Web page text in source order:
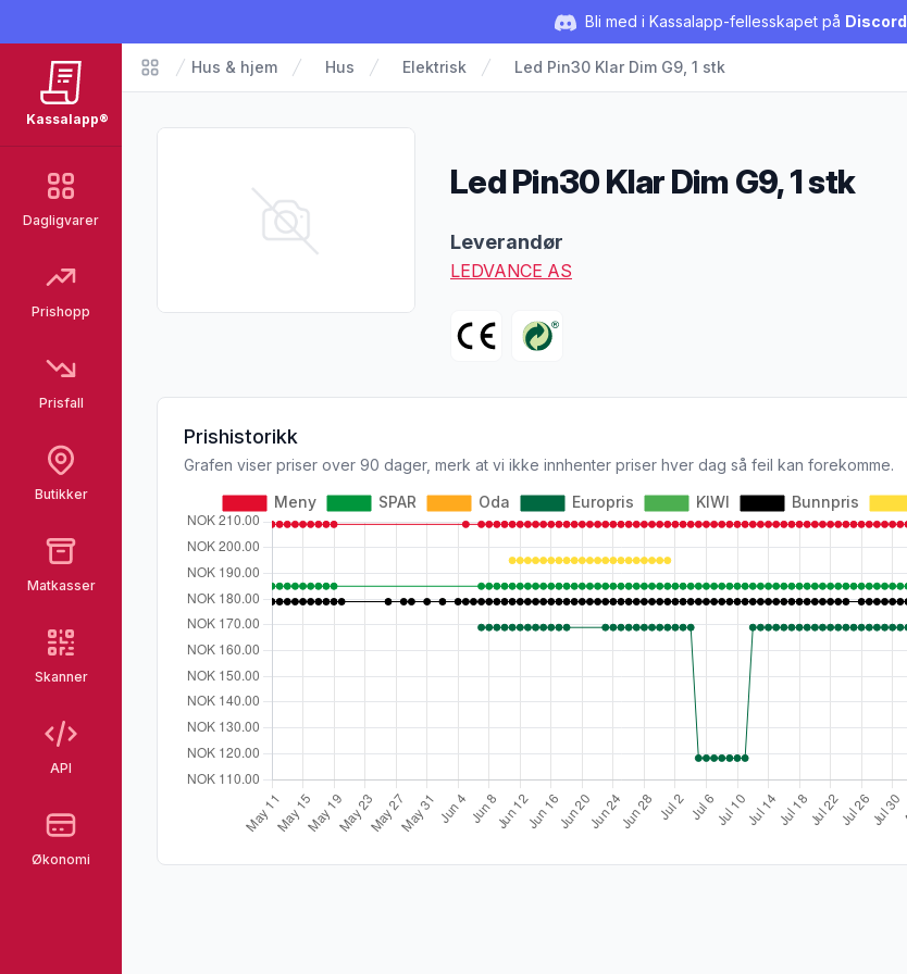
Bli med i Kassalapp-fellesskapet på Discord
Kassalapp®
Dagligvarer
Prishopp
Prisfall
Butikker
Matkasser
Skanner
API
Økonomi
Matvarer
Hus & hjem Hus Elektrisk Led Pin30 Klar Dim G9, 1 stk
Led Pin30 Klar Dim G9, 1 stk
Leverandør
LEDVANCE AS
Prishistorikk
Grafen viser priser over 90 dager, merk at vi ikke innhenter priser hver dag så feil kan forekomme.